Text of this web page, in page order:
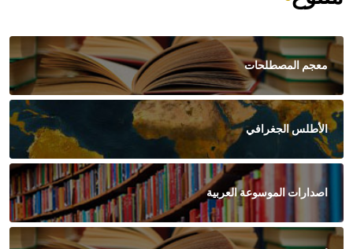
معجم المصطلحات
الأطلس الجغرافي
اصدارات الموسوعة العربية